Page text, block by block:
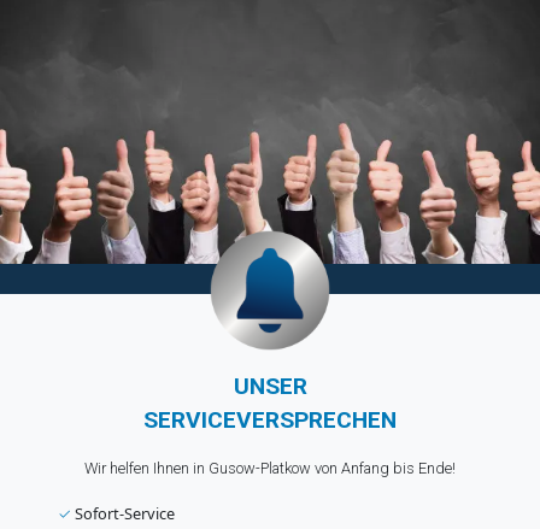
UNSER
SERVICEVERSPRECHEN
Wir helfen Ihnen in Gusow-Platkow von Anfang bis Ende!
✓ Sofort-Service